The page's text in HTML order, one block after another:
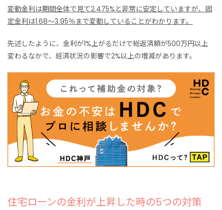
変動金利は期間全体で見て2.475%と非常に安定していますが、固
定金利は1.68～3.95％まで変動していることがわかります。
先述したように、金利が1%上がるだけで総返済額が500万円以上
変わるなかで、経済状況の影響で2%以上の増減があります。
住宅ローンの金利が上昇した時の5つの対策